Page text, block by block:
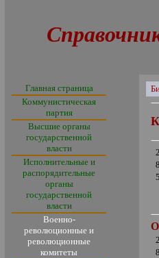
Главная страница
Коммунистическая
партия
Высшие органы
государственной
власти
Исполнительные и
распорядительные
органы
государственной
власти
Военно-
революционные и
революционные
комитеты